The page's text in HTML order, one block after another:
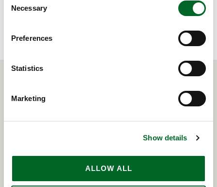
Selection
Necessary
Preferences
Statistics
Marketing
Show details
ALLOW ALL
Hvis du ønsker at vide mere om Ventherms
at se vores cases opdelt efter brancher. Du kan også
besøge kontaktsiden for at få et overblik over vores
verdensomspændende netværk af lokale